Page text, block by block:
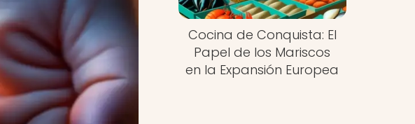
Cocina de Conquista: El
Papel de los Mariscos
en la Expansión Europea